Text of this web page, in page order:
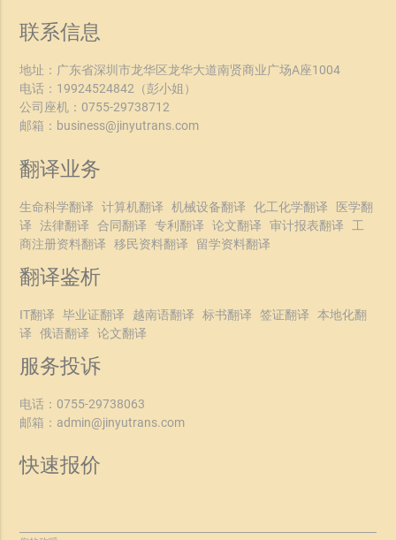
联系信息
地址：广东省深圳市龙华区龙华大道南贤商业广场A座1004
电话： 19924524842 （彭小姐）
公司座机： 0755-29738712
邮箱： business@jinyutrans.com
翻译业务
生命科学翻译 计算机翻译 机械设备翻译 化工化学翻译
医学翻
译
法律翻译 合同翻译 专利翻译 论文翻译 审计报表翻译
工
商注册资料翻译
移民资料翻译 留学资料翻译
翻译鉴析
IT翻译 毕业证翻译 越南语翻译 标书翻译 签证翻译
本地化翻
译
俄语翻译 论文翻译
服务投诉
电话： 0755-29738063
邮箱： admin@jinyutrans.com
快速报价